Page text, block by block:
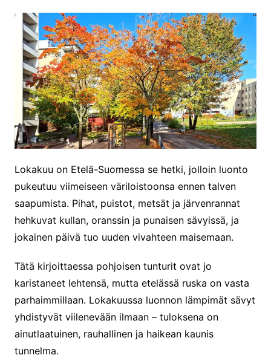
Lokakuu on Etelä-Suomessa se hetki, jolloin luonto
pukeutuu viimeiseen väriloistoonsa ennen talven
saapumista. Pihat, puistot, metsät ja järvenrannat
hehkuvat kullan, oranssin ja punaisen sävyissä, ja
jokainen päivä tuo uuden vivahteen maisemaan.
Tätä kirjoittaessa pohjoisen tunturit ovat jo
karistaneet lehtensä, mutta etelässä ruska on vasta
parhaimmillaan. Lokakuussa luonnon lämpimät sävyt
yhdistyvät viilenevään ilmaan – tuloksena on
ainutlaatuinen, rauhallinen ja haikean kaunis
tunnelma.